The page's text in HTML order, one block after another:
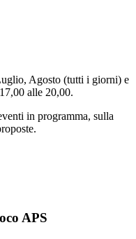
Agosto (tutti i giorni) e
alle 20,00.
in programma, sulla
APS